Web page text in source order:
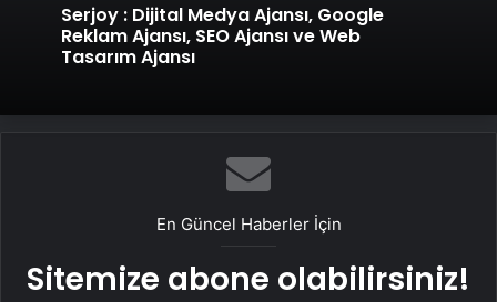
Serjoy : Dijital Medya Ajansı, Google
Reklam Ajansı, SEO Ajansı ve Web
Tasarım Ajansı
En Güncel Haberler İçin
Sitemize abone olabilirsiniz!